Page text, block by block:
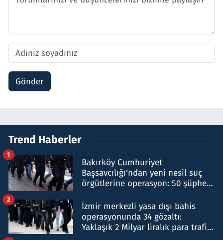
Gönder
Trend Haberler
Bakırköy Cumhuriyet
Başsavcılığı'ndan yeni nesil suç
örgütlerine operasyon: 50 şüpheli
1
İzmir merkezli yasa dışı bahis
operasyonunda 34 gözaltı:
Yaklaşık 2 Milyar liralık para trafiği
2